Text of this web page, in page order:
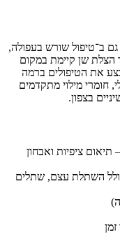
ב־טיפול שורש בעפולה,
הצלת שן קיימת במקום
את הטיפולים ברמה
חומרי מילוי מתקדמים
בצפון.
תיאום ציפיות ואבחון
השתלת עצם, שתלים